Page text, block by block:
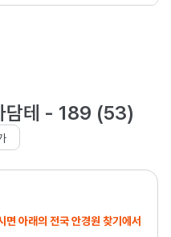
담테 - 189 (53)
아래의 전국 안경원 찾기에서